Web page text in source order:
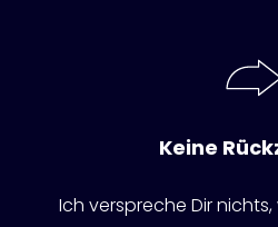
Keine
Ich verspreche Dir